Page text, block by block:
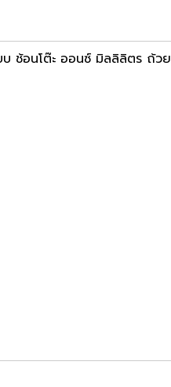
ช้อนโต๊ะ ออนซ์ มิลลิลิตร ถ้วย